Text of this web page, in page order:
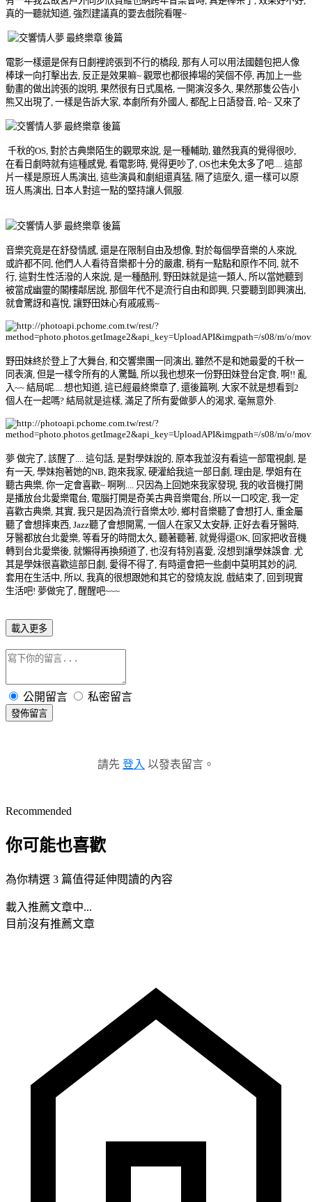
真的一聽就知道, 強烈建議真的要去戲院看喔~
電影一樣還是保有日劇裡誇張到不行的橋段, 那有人可以用法國麵包把人像
棒球一向打擊出去, 反正是效果嘛~ 觀眾也都很捧場的笑個不停, 再加上一些
動畫的做出誇張的說明, 果然很有日式風格, 一開演沒多久, 果然那隻公告小
熊又出現了, 一樣是告訴大家, 本劇所有外國人, 都配上日語發音, 哈~ 又來了
千秋的OS, 對於古典樂陌生的觀眾來說, 是一種輔助, 雖然我真的覺得很吵,
在看日劇時就有這種感覺, 看電影時, 覺得更吵了, OS也未免太多了吧.... 這部
片一樣是原班人馬演出, 這些演員和劇組還真猛, 隔了這麼久, 還一樣可以原
班人馬演出, 日本人對這一點的堅持讓人佩服.
音樂究竟是在舒發情感, 還是在限制自由及想像, 對於每個學音樂的人來說,
或許都不同, 他們人人看待音樂都十分的嚴肅, 稍有一點點和原作不同, 就不
行, 這對生性活潑的人來說, 是一種酷刑, 野田妹就是這一類人, 所以當她聽到
被當成幽靈的閣樓鄰居說, 那個年代不是流行自由和即興, 只要聽到即興演出,
就會驚訝和喜悅, 讓野田妹心有戚戚焉~
野田妹終於登上了大舞台, 和交響樂團一同演出, 雖然不是和她最愛的千秋一
同表演, 但是一樣令所有的人驚豔, 所以我也想來一份野田妹登台定食, 啊!! 亂
入~~ 結局呢.... 想也知道, 這已經最終樂章了, 還後篇咧, 大家不就是想看到2
個人在一起嗎? 結局就是這樣, 滿足了所有愛做夢人的渴求, 毫無意外.
夢 做完了, 該醒了.... 這句話, 是對學妹說的, 原本我並沒有看這一部電視劇, 是
有一天, 學妹抱著她的NB, 跑來我家, 硬灌給我這一部日劇, 理由是, 學姐有在
聽古典樂, 你一定會喜歡~ 啊咧.... 只因為上回她來我家發現, 我的收音機打開
是播放台北愛樂電台, 電腦打開是奇美古典音樂電台, 所以一口咬定, 我一定
喜歡古典樂, 其實, 我只是因為流行音樂太吵, 鄉村音樂聽了會想打人, 重金屬
聽了會想摔東西, Jazz聽了會想開罵, 一個人在家又太安靜, 正好去看牙醫時,
牙醫都放台北愛樂, 等看牙的時間太久, 聽著聽著, 就覺得還OK, 回家把收音機
轉到台北愛樂後, 就懶得再換頻道了, 也沒有特別喜愛, 沒想到讓學妹誤會. 尤
其是學妹很喜歡這部日劇, 愛得不得了, 有時還會把一些劇中莫明其妙的詞,
套用在生活中, 所以, 我真的很想跟她和其它的發燒友說, 戲結束了, 回到現實
生活吧! 夢做完了, 醒醒吧~~~
載入更多
公開留言 私密留言
發佈留言
請先 登入 以發表留言。
Recommended
你可能也喜歡
為你精選 3 篇值得延伸閱讀的內容
載入推薦文章中...
目前沒有推薦文章